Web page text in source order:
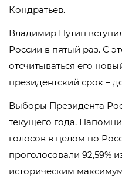
Кондратьев.
Владимир Путин
России в пятый раз. С
отсчитываться его
президентский срок –
Выборы Президента
текущего года.
голосов в целом по
проголосовали 92,59%
историческим